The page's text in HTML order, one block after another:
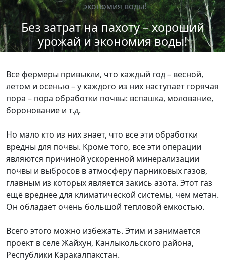
экономия воды!
Без затрат на пахоту – хороший
урожай и экономия воды!
Все фермеры привыкли, что каждый год – весной,
летом и осенью – у каждого из них наступает горячая
пора – пора обработки почвы: вспашка, молование,
боронование и т.д.
Но мало кто из них знает, что все эти обработки
вредны для почвы. Кроме того, все эти операции
являются причиной ускоренной минерализации
почвы и выбросов в атмосферу парниковых газов,
главным из которых является закись азота. Этот газ
ещё вреднее для климатической системы, чем метан.
Он обладает очень большой тепловой емкостью.
Всего этого можно избежать. Этим и занимается
проект в селе Жайхун, Канлыкольского района,
Республики Каракалпакстан.